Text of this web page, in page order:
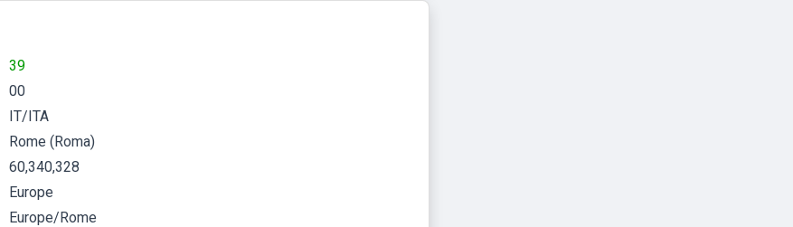
39
00
IT/ITA
Rome (Roma)
60,340,328
Europe
Europe/Rome